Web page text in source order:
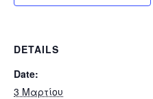
DETAILS
Date:
3 Μαρτίου